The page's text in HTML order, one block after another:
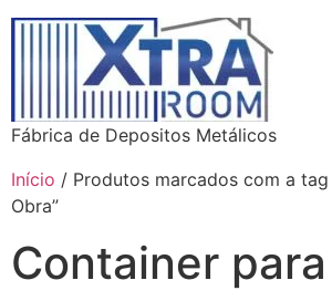
Fábrica de Depositos Metálicos
Início / Produtos marcados com a tag
Obra”
Container